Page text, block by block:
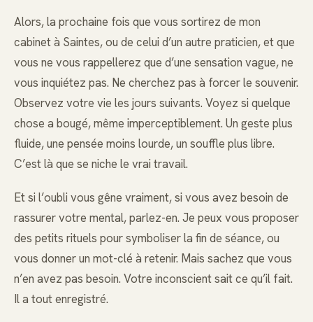
Alors, la prochaine fois que vous sortirez de mon
cabinet à Saintes, ou de celui d’un autre praticien, et que
vous ne vous rappellerez que d’une sensation vague, ne
vous inquiétez pas. Ne cherchez pas à forcer le souvenir.
Observez votre vie les jours suivants. Voyez si quelque
chose a bougé, même imperceptiblement. Un geste plus
fluide, une pensée moins lourde, un souffle plus libre.
C’est là que se niche le vrai travail.
Et si l’oubli vous gêne vraiment, si vous avez besoin de
rassurer votre mental, parlez-en. Je peux vous proposer
des petits rituels pour symboliser la fin de séance, ou
vous donner un mot-clé à retenir. Mais sachez que vous
n’en avez pas besoin. Votre inconscient sait ce qu’il fait.
Il a tout enregistré.